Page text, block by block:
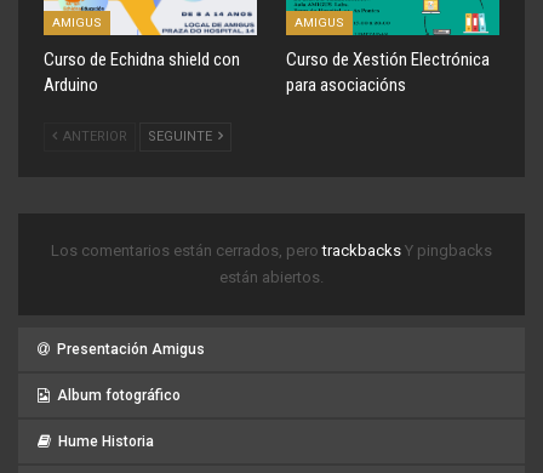
AMIGUS
Curso de Echidna shield con
Arduino
AMIGUS
Curso de Xestión Electrónica
para asociacións
ANTERIOR SEGUINTE
Los comentarios están cerrados, perotrackbacks Y pingbacks
están abiertos.
Presentación Amigus
Album fotográfico
Hume Historia